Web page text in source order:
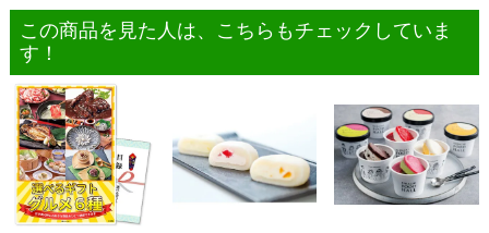
この商品を見た人は、こちらもチェックしていま
す！